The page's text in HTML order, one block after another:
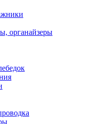
органайзеры